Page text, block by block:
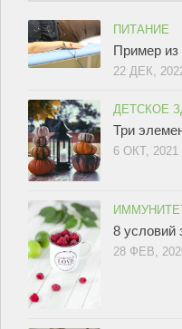
ПИТАНИЕ
Пример из
22 ДЕК,
ДЕТСКОЕ
Три
6 ОКТ, 2021
8 условий
28 ФЕВ,